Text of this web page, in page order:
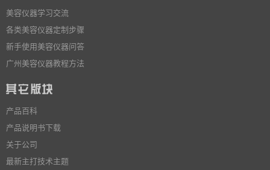
美容仪器学习交流
各类美容仪器定制步骤
新手使用美容仪器问答
广州美容仪器教程方法
产品百科
产品说明书下载
关于公司
最新主打技术主题